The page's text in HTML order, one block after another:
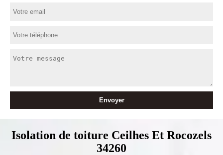
Isolation de toiture Ceilhes Et Rocozels
34260